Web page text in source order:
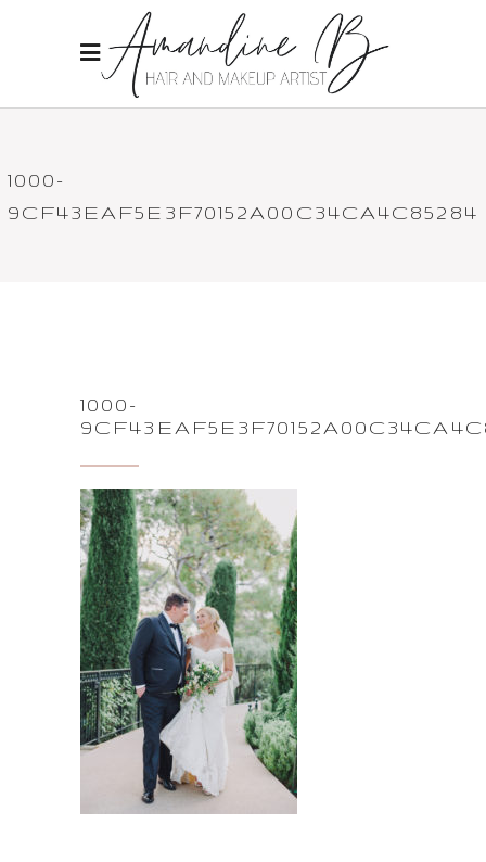
1000-
9CF43EAF5E3F70152A00C34CA4C85284
1000-